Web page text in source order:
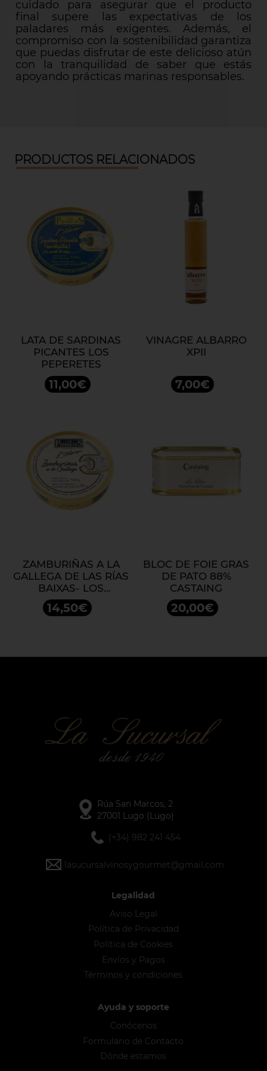
cuidado para asegurar que el producto
final supere las expectativas de los
paladares más exigentes. Además, el
compromiso con la sostenibilidad garantiza
que puedas disfrutar de este delicioso atún
con la tranquilidad de saber que estás
apoyando prácticas marinas responsables.
PRODUCTOS RELACIONADOS
LATA DE SARDINAS
PICANTES LOS
PEPERETES
11,00€
VINAGRE ALBARRO
XPII
7,00€
ZAMBURIÑAS A LA
GALLEGA DE LAS RÍAS
BAIXAS- LOS
PEPERETES
14,50€
BLOC DE FOIE GRAS
DE PATO 88%
CASTAING
20,00€
Rúa San Marcos, 2
27001 Lugo (Lugo)
(+34) 982 241 454
lasucursalvinosygourmet@gmail.com
Legalidad
Aviso Legal
Política de Privacidad
Política de Cookies
Envíos y Pagos
Términos y condiciones
Ayuda y soporte
Conócenos
Formulario de Contacto
Dónde estamos